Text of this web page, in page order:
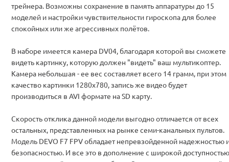
трейнера. Возможны сохранение в память аппаратуры до 15
моделей и настройки чувствительности гироскопа для более
спокойных или же агрессивных полётов.
В наборе имеется камера DV04, благодаря которой вы сможете
видеть картинку, которую должен "видеть" ваш мультикоптер.
Камера небольшая - ее вес составляет всего 14 грамм, при этом
качество картинки 1280x780, запись же видео будет
производиться в AVI формате на SD карту.
Скорость отклика данной модели выгодно отличается от всех
остальных, представленных на рынке семи-канальных пультов.
Модель DEVO F7 FPV обладает непревзойденной надежностью
безопасностью. И все это в дополнение с широкой доступностью